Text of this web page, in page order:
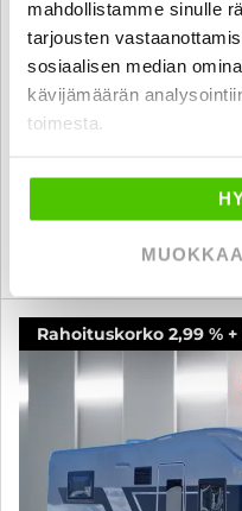
mahdollistamme sinulle
tarjousten
sosiaalisen median
kävijämäärän
toimesta.
Adria Matrix 650 SF
Fiat 2,3 JTD 130 Multijet
+ PARIVUODE, WEBASTO
2013 , Manuaali, Diesel, 193
alk. 363 € / kk
KATSO TIEDOT
Rahoituskorko 2,99 %